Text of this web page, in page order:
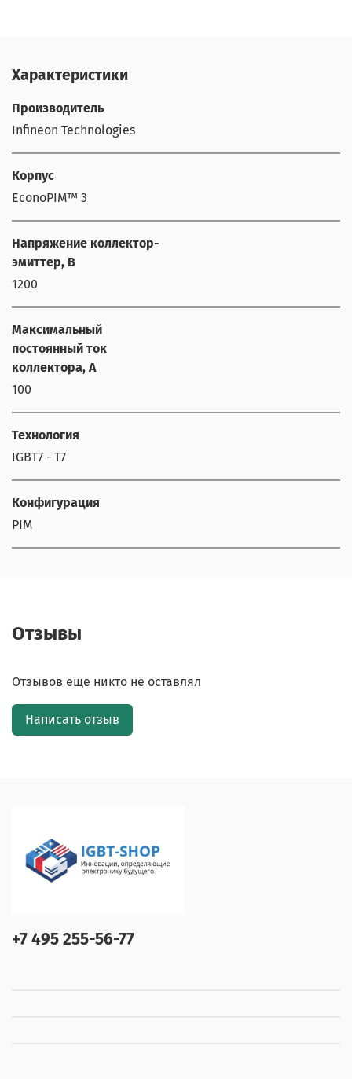
Характеристики
Производитель
Infineon Technologies
Корпус
EconoPIM™ 3
Напряжение коллектор-
эмиттер, В
1200
Максимальный
постоянный ток
коллектора, А
100
Технология
IGBT7 - T7
Конфигурация
PIM
Отзывы
Отзывов еще никто не оставлял
Написать отзыв
+7 495 255-56-77